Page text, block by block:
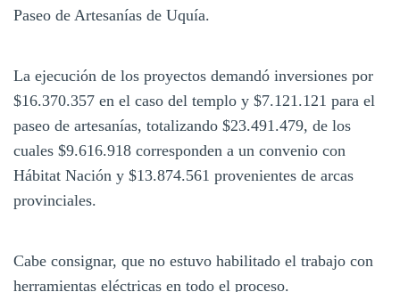
Paseo de Artesanías de Uquía.
La ejecución de los proyectos demandó inversiones por
$16.370.357 en el caso del templo y $7.121.121 para el
paseo de artesanías, totalizando $23.491.479, de los
cuales $9.616.918 corresponden a un convenio con
Hábitat Nación y $13.874.561 provenientes de arcas
provinciales.
Cabe consignar, que no estuvo habilitado el trabajo con
herramientas eléctricas en todo el proceso.